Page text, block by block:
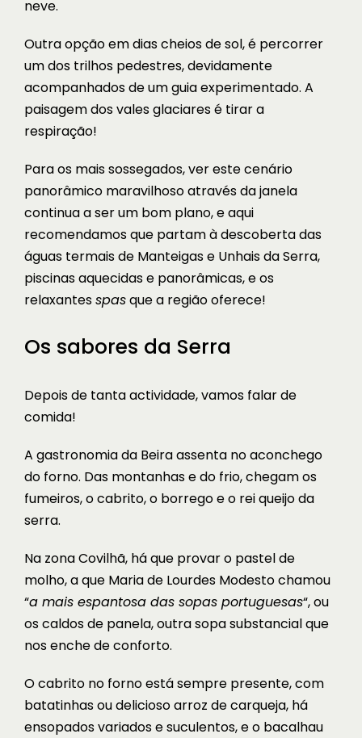
neve.
Outra opção em dias cheios de sol, é percorrer
um dos trilhos pedestres, devidamente
acompanhados de um guia experimentado. A
paisagem dos vales glaciares é tirar a
respiração!
Para os mais sossegados, ver este cenário
panorâmico maravilhoso através da janela
continua a ser um bom plano, e aqui
recomendamos que partam à descoberta das
águas termais de Manteigas e Unhais da Serra,
piscinas aquecidas e panorâmicas, e os
relaxantesspasque a região oferece!
Os sabores da Serra
Depois de tanta actividade, vamos falar de
comida!
A gastronomia da Beira assenta no aconchego
do forno. Das montanhas e do frio, chegam os
fumeiros, o cabrito, o borrego e o rei queijo da
serra.
Na zona Covilhã, há que provar o pastel de
molho, a que Maria de Lourdes Modesto chamou
“a mais espantosa das sopas portuguesas“, ou
os caldos de panela, outra sopa substancial que
nos enche de conforto.
O cabrito no forno está sempre presente, com
batatinhas ou delicioso arroz de carqueja, há
ensopados variados e suculentos, e o bacalhau